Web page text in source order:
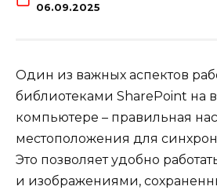
06.09.2025
Один из важных аспектов
библиотеками SharePoint на
компьютере – правильная
местоположения для
Это позволяет удобно
и изображениями,